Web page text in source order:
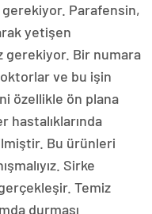
Parafensin,
yetişen
gerekiyor. Bir numara
ve bu işin
özellikle ön plana
hastalıklarında
Bu ürünleri
Sirke
Temiz
durması